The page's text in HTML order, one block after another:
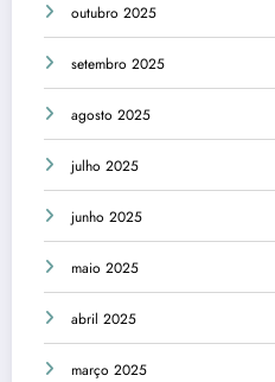
outubro 2025
setembro 2025
agosto 2025
julho 2025
junho 2025
maio 2025
abril 2025
março 2025